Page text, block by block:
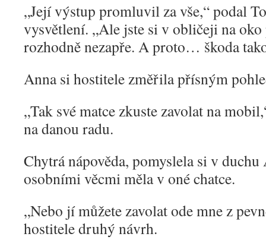
„Její výstup promluvil za vše,“ podal
vysvětlení. „Ale jste si v obličeji na oko
rozhodně nezapře. A proto… škoda
Anna si hostitele změřila přísným
„Tak své matce zkuste zavolat na
na danou radu.
Chytrá nápověda, pomyslela si v duchu
osobními věcmi měla v oné chatce.
„Nebo jí můžete zavolat ode mne z
hostitele druhý návrh.